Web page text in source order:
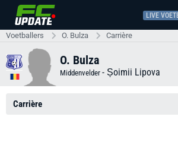
LIVE
Voetballers O. Bulza Carrière
O. Bulza
Middenvelder - Șoimii Lipova
Carrière